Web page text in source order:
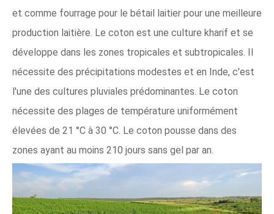
et comme fourrage pour le bétail laitier pour une meilleure
production laitière. Le coton est une culture kharif et se
développe dans les zones tropicales et subtropicales. Il
nécessite des précipitations modestes et en Inde, c'est
l'une des cultures pluviales prédominantes. Le coton
nécessite des plages de température uniformément
élevées de 21 °C à 30 °C. Le coton pousse dans des
zones ayant au moins 210 jours sans gel par an.